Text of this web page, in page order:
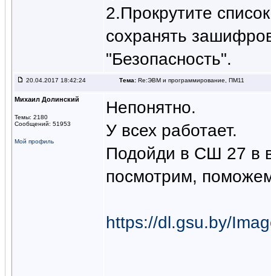
2.Прокрутите
сохранять
"Безопасность".
20.04.2017 18:42:24 Тема: Re:ЭВМ и программирование, ПМ11
Михаил Долинский
Темы: 2180
Сообщений: 51953
Мой профиль
Непонятно.
У всех работает.
Подойди в СШ 27 в
посмотрим,
https://dl.gsu.by/